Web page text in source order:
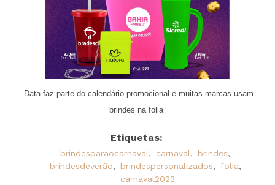
Data faz parte do calendário promocional e muitas marcas usam
brindes na folia
Etiquetas:
brindesparaocarnaval, carnaval, brindes,
brindesdeverão, brindespersonalizados, folia,
carnaval2023